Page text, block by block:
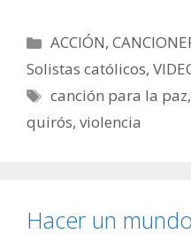
Categorías
ACCIÓN,
Solistas católicos,
Etiquetas
canción para la paz
quirós, violencia
Hacer un